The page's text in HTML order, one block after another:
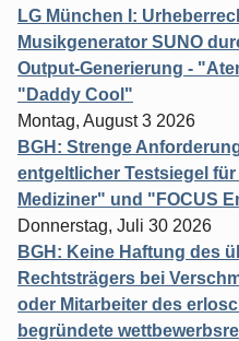
LG München I:
Musikgenerator SUNO
Output-Generierung -
"Daddy Cool"
Montag, August 3 2026
BGH: Strenge
entgeltlicher Testsiegel für
Mediziner" und "FOCUS
Donnerstag, Juli 30 2026
BGH: Keine Haftung des
Rechtsträgers bei
oder Mitarbeiter des
begründete